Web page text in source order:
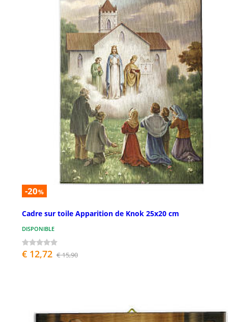
-20%
Cadre sur toile Apparition de Knok 25x20 cm
DISPONIBLE
€ 12,72 € 15,90